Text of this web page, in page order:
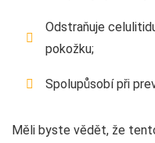
Odstraňuje
pokožku;
Spolupůsobí při
Měli byste vědět, že